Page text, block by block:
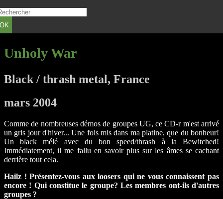
OK
Unholy War
Black / thrash metal, France
mars 2004
Comme de nombreuses démos de groupes UG, ce CD-r m'est arrivé
un gris jour d'hiver... Une fois mis dans ma platine, que du bonheur!
Un black mélé avec du bon speed/thrash à la Bewitched!
Immédiatement, il me fallu en savoir plus sur les âmes se cachant
derrière tout cela.
Hailz ! Présentez-vous aux loosers qui ne vous connaissent pas
encore ! Qui constitue le groupe? Les membres ont-ils d'autres
groupes ?